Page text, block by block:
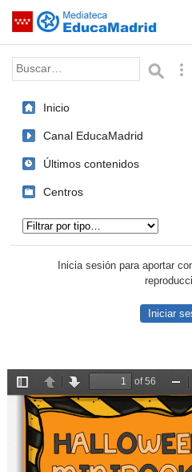
Saltar navegación
Palabra o frase:
Inicio
Canal EducaMadrid
Últimos contenidos
Centros
Inicia sesión para aportar
Iniciar